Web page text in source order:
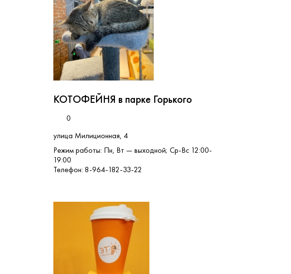
КОТОФЕЙНЯ в парке Горького
0
улица Милиционная, 4
Режим работы: Пн, Вт — выходной; Ср-Вс 12:00-
19:00
Телефон: 8-964-182-33-22